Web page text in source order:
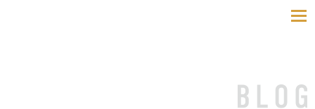
toggle
navigation